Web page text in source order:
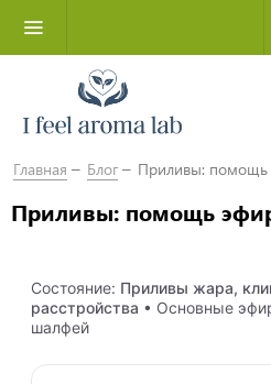
Главная Блог Приливы: помощь
Приливы: помощь
Состояние: Приливы жара,
расстройства • Основные
шалфей